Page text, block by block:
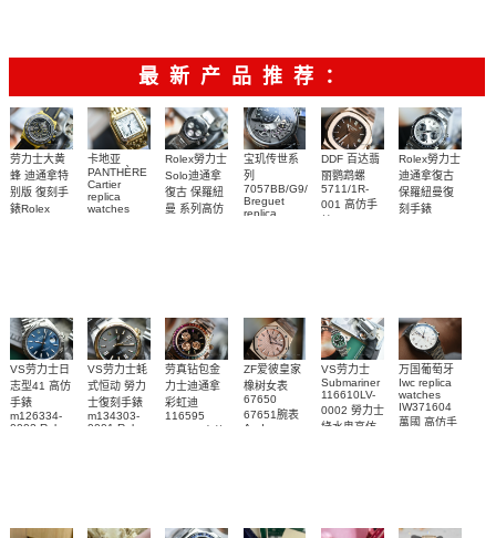
最新产品推荐：
劳力士大黄
蜂 迪通拿特
别版 復刻手
錶Rolex
卡地亚
PANTHÈRE
Cartier
replica
watches
Rolex勞力士
Solo迪通拿
復古 保羅紐
曼 系列高仿
宝玑传世系
列
7057BB/G9/9W6
Breguet
replica
DDF 百达翡
丽鹦鹉螺
5711/1R-
001 高仿手
Rolex勞力士
迪通拿復古
保羅紐曼復
刻手錶
VS劳力士日
志型41 高仿
手錶
m126334-
0002 Rolex
VS劳力士蚝
式恒动 勞力
士復刻手錶
m134303-
0001 Rolex
劳真钻包金
力士迪通拿
彩虹迪
116595
ZF爱彼皇家
橡树女表
67650
67651腕表
Audemars
VS劳力士
Submariner
116610LV-
0002 勞力士
綠水鬼高仿
万国葡萄牙
Iwc replica
watches
IW371604
萬國 高仿手